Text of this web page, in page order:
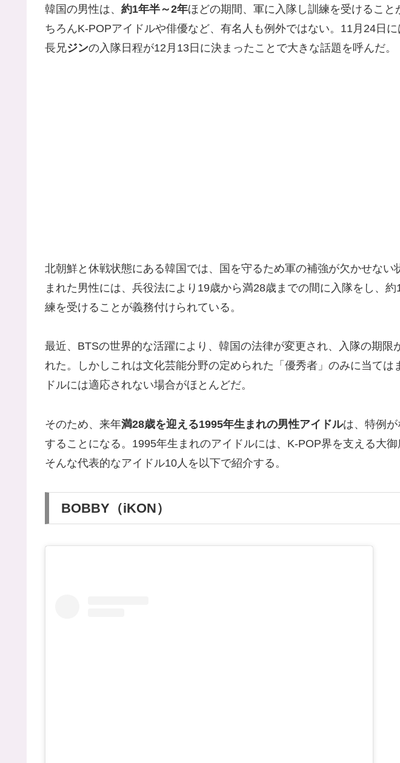
韓国の男性は、 約1年半～2年ほどの期間、軍に入隊し訓練を受けること
ちろんK-POPアイドルや俳優など、有名人も例外ではない。11月24日に
長兄ジンの入隊日程が12月13日に決まったことで大きな話題を呼んだ。
北朝鮮と休戦状態にある韓国では、国を守るため軍の補強が欠かせない
まれた男性には、兵役法により19歳から満28歳までの間に入隊をし、約
練を受けることが義務付けられている。
最近、BTSの世界的な活躍により、韓国の法律が変更され、入隊の期限
れた。しかしこれは文化芸能分野の定められた「優秀者」のみに当ては
ドルには適応されない場合がほとんどだ。
そのため、来年満28歳を迎える1995年生まれの男性アイドルは、特例が
することになる。1995年生まれのアイドルには、K-POP界を支える大御
そんな代表的なアイドル10人を以下で紹介する。
BOBBY（iKON）